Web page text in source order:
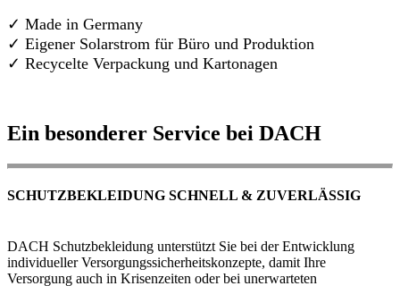
✓ Made in Germany
✓ Eigener Solarstrom für Büro und Produktion
✓ Recycelte Verpackung und Kartonagen
Ein besonderer Service bei DACH
SCHUTZBEKLEIDUNG SCHNELL & ZUVERLÄSSIG
DACH Schutzbekleidung unterstützt Sie bei der Entwicklung
individueller Versorgungssicherheitskonzepte, damit Ihre
Versorgung auch in Krisenzeiten oder bei unerwarteten